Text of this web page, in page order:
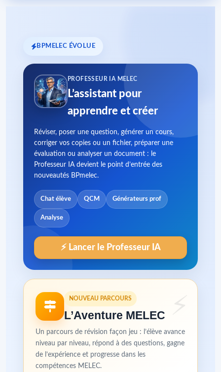
BPMELEC ÉVOLUE
PROFESSEUR IA MELEC
L’assistant pour
apprendre et créer
Réviser, poser une question, générer un cours,
corriger vos copies ou un fichier, préparer une
évaluation ou analyser un document : le
Professeur IA devient le point d’entrée des
nouveautés BPmelec.
Chat élève QCM Générateurs prof
Analyse
⚡ Lancer le Professeur IA
NOUVEAU PARCOURS
L’Aventure MELEC
Un parcours de révision façon jeu : l’élève avance
niveau par niveau, répond à des questions, gagne
de l’expérience et progresse dans les
compétences MELEC.